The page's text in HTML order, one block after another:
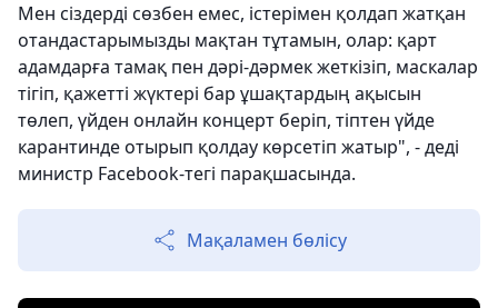
Мен сіздерді сөзбен емес, істерімен қолдап жатқан
отандастарымызды мақтан тұтамын, олар: қарт
адамдарға тамақ пен дәрі-дәрмек жеткізіп, маскалар
тігіп, қажетті жүктері бар ұшақтардың ақысын
төлеп, үйден онлайн концерт беріп, тіптен үйде
карантинде отырып қолдау көрсетіп жатыр", - деді
министр Facebook-тегі парақшасында.
Мақаламен бөлісу